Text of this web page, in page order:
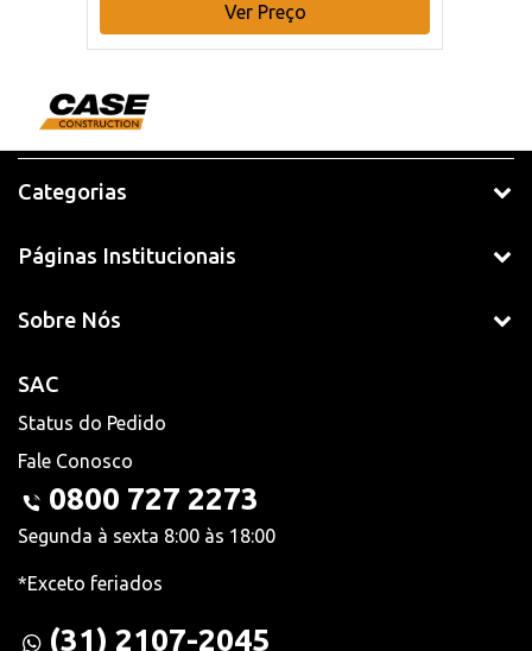
Ver Preço
Categorias
Páginas Institucionais
Sobre Nós
SAC
Status do Pedido
Fale Conosco
0800 727 2273
Segunda à sexta 8:00 às 18:00
*Exceto feriados
(31) 2107-2045